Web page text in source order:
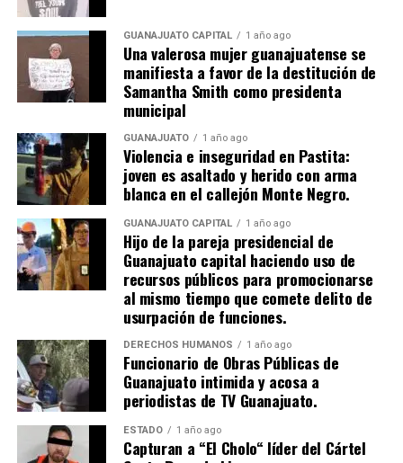
GUANAJUATO CAPITAL 1 año ago
Una valerosa mujer guanajuatense se
manifiesta a favor de la destitución de
Samantha Smith como presidenta
municipal
GUANAJUATO 1 año ago
Violencia e inseguridad en Pastita:
joven es asaltado y herido con arma
blanca en el callejón Monte Negro.
GUANAJUATO CAPITAL 1 año ago
Hijo de la pareja presidencial de
Guanajuato capital haciendo uso de
recursos públicos para promocionarse
al mismo tiempo que comete delito de
usurpación de funciones.
DERECHOS HUMANOS 1 año ago
Funcionario de Obras Públicas de
Guanajuato intimida y acosa a
periodistas de TV Guanajuato.
ESTADO 1 año ago
Capturan a “El Cholo“ líder del Cártel